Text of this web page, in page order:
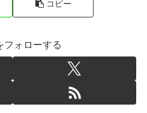
コピー
フォローする